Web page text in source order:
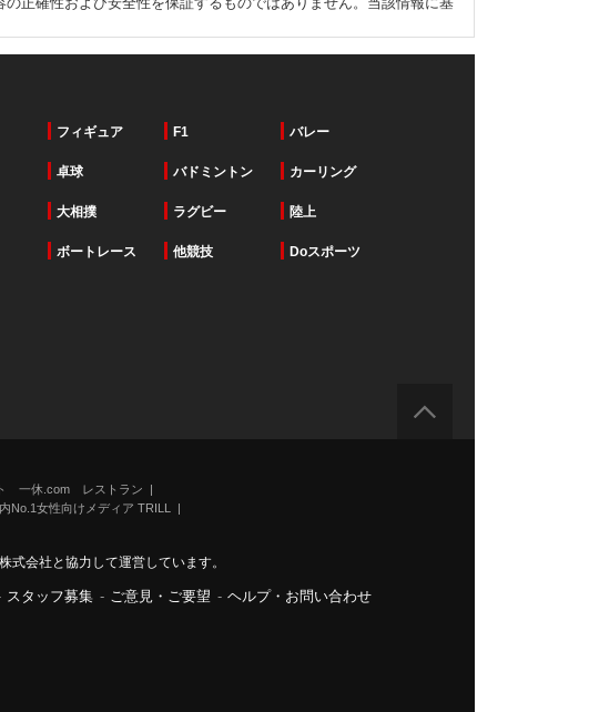
フィギュア F1 バレー
卓球 バドミントン カーリング
大相撲 ラグビー 陸上
ボートレース 他競技 Doスポーツ
一休.com レストラン
No.1女性向けメディア TRILL
会社と協力して運営しています。
スタッフ募集 - ご意見・ご要望 - ヘルプ・お問い合わせ